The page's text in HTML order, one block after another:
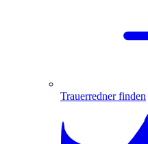
Trauerredner finden